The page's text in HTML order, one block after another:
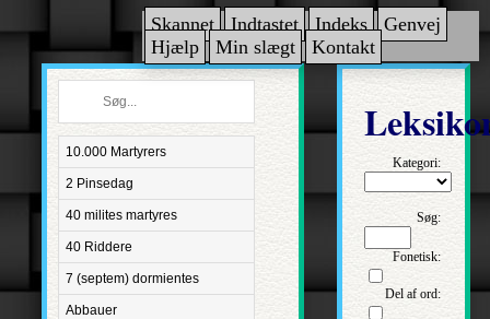
Skannet Indtastet Indeks
Genvej
Hjælp
Min slægt Kontakt
10.000 Martyrers
2 Pinsedag
40 milites martyres
40 Riddere
7 (septem) dormientes
Abbauer
Kategori:
Søg:
Fonetisk:
Del af ord: